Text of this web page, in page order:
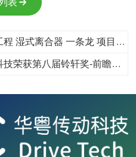
上一篇：工信部工业强基工程 湿式离合器 一条龙 项目总结会 顺利召开
下一篇：喜报！华粤传动科技荣获第八届铃轩奖-前瞻类-金奖！